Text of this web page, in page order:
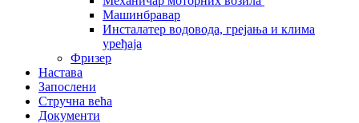
Машинбравар
Инсталатер водовода, грејања и клима
уређаја
Фризер
Настава
Запослени
Стручна већа
Документи